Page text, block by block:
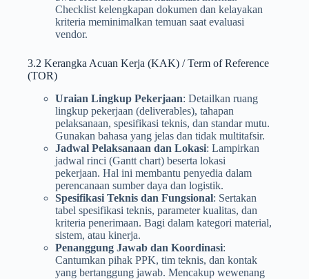
Checklist kelengkapan dokumen dan kelayakan
kriteria meminimalkan temuan saat evaluasi
vendor.
3.2 Kerangka Acuan Kerja (KAK) / Term of Reference
(TOR)
Uraian Lingkup Pekerjaan: Detailkan ruang
lingkup pekerjaan (deliverables), tahapan
pelaksanaan, spesifikasi teknis, dan standar mutu.
Gunakan bahasa yang jelas dan tidak multitafsir.
Jadwal Pelaksanaan dan Lokasi: Lampirkan
jadwal rinci (Gantt chart) beserta lokasi
pekerjaan. Hal ini membantu penyedia dalam
perencanaan sumber daya dan logistik.
Spesifikasi Teknis dan Fungsional: Sertakan
tabel spesifikasi teknis, parameter kualitas, dan
kriteria penerimaan. Bagi dalam kategori material,
sistem, atau kinerja.
Penanggung Jawab dan Koordinasi:
Cantumkan pihak PPK, tim teknis, dan kontak
yang bertanggung jawab. Mencakup wewenang